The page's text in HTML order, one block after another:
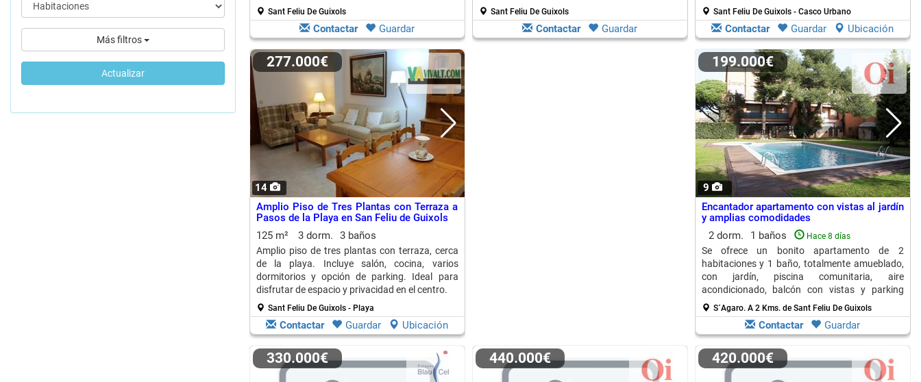
Más filtros
Actualizar
turística.
Sant Feliu De Guixols
Contactar Guardar
Sant Feliu De Guixols
Contactar Guardar
Sant Feliu De Guixols - Casco Urbano
Contactar Guardar Ubicación
14
277.000€
Amplio Piso de Tres Plantas con Terraza a
Pasos de la Playa en San Feliu de Guixols
125 m²
3 dorm. 3 baños
Amplio piso de tres plantas con terraza, cerca
de la playa. Incluye salón, cocina, varios
dormitorios y opción de parking. Ideal para
disfrutar de espacio y privacidad en el centro.
Sant Feliu De Guixols - Playa
Contactar Guardar Ubicación
9
199.000€
Encantador apartamento con vistas al jardín
y amplias comodidades
2 dorm.
1 baños Hace 8 días
Se ofrece un bonito apartamento de 2
habitaciones y 1 baño, totalmente amueblado,
con jardín, piscina comunitaria, aire
acondicionado, balcón con vistas y parking
sombreado. Bien iluminado y ventilado.
S´Agaro. A 2 Kms. de Sant Feliu De Guixols
Contactar Guardar
330.000€ 440.000€ 420.000€